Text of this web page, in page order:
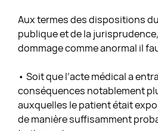
Aux termes des dispositions
publique et de la
dommage comme anormal il
• Soit que l’acte médical a
conséquences notablement
auxquelles le patient était
de manière suffisamment